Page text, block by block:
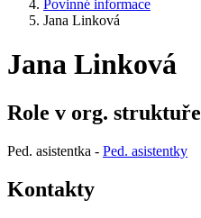
Povinné informace
Jana Linková
Jana Linková
Role v org. struktuře
Ped. asistentka - Ped. asistentky
Kontakty